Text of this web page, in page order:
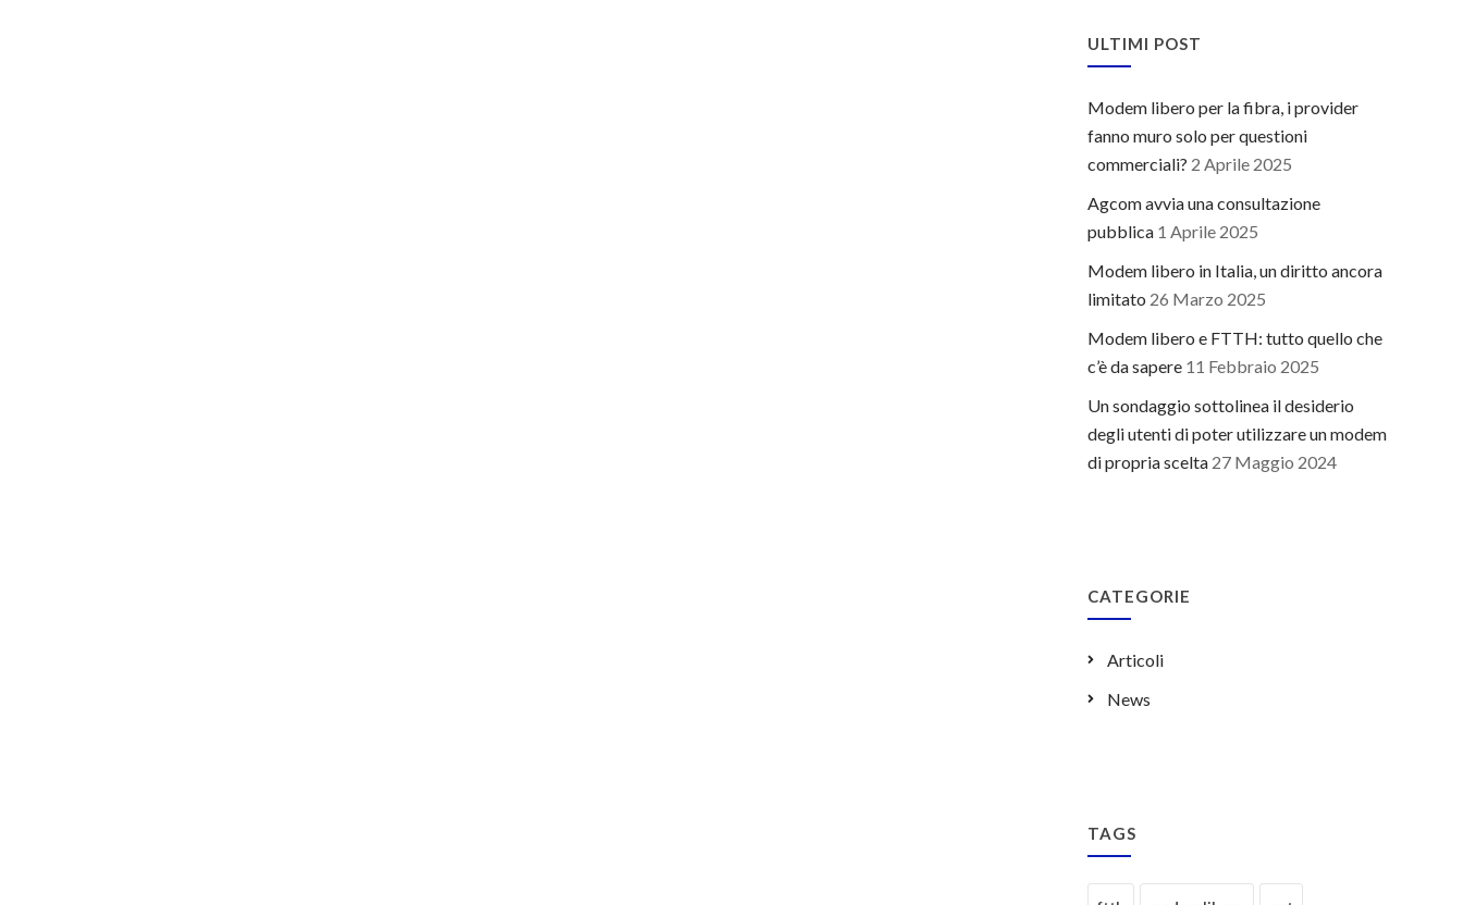
ULTIMI POST
Modem libero per la fibra, i provider
fanno muro solo per questioni
commerciali? 2 Aprile 2025
Agcom avvia una consultazione
pubblica 1 Aprile 2025
Modem libero in Italia, un diritto ancora
limitato 26 Marzo 2025
Modem libero e FTTH: tutto quello che
c’è da sapere 11 Febbraio 2025
Un sondaggio sottolinea il desiderio
degli utenti di poter utilizzare un modem
di propria scelta 27 Maggio 2024
CATEGORIE
Articoli
News
TAGS